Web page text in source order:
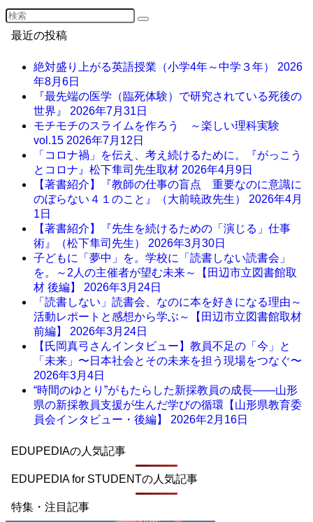
最近の投稿
絶対盛り上がる英語授業（小学4年～中学３年） 2026
年8月6日
『最先端の医学（臨死体験）で研究されている死後の
世界』 2026年7月31日
モチモチのスライムを作ろう ～楽しい理科実験
vol.15 2026年7月12日
「コロナ禍」を伝え、考え続けるために。『がっこう
とコロナ』松下隼司先生取材 2026年4月9日
【著書紹介】『教師の仕事の盲点 重要なのに意識に
のぼらない４１のこと』（大前暁政先生） 2026年4月
1日
【著書紹介】『先生を続けるための「演じる」仕事
術』（松下隼司先生） 2026年3月30日
子どもに「夢中」を。学校に「読書しない読書会」
を。～2人の主催者が望む未来～【田辺市立図書館取
材 後編】 2026年3月24日
「読書しない」読書会、なのに本を好きになる理由～
活動レポートと感想から学ぶ～【田辺市立図書館取材
前編】 2026年3月24日
【氏岡真弓さんインタビュー】教員不足の「今」と
「未来」〜日本社会とその未来を担う現場をつなぐ〜
2026年3月4日
“時間のゆとり”がもたらした新採教員の成長――山形
県の新採教員支援が生んだ学びの循環【山形県教育委
員会インタビュー・後編】 2026年2月16日
EDUPEDIAの人気記事
EDUPEDIA for STUDENTの人気記事
特集・注目記事